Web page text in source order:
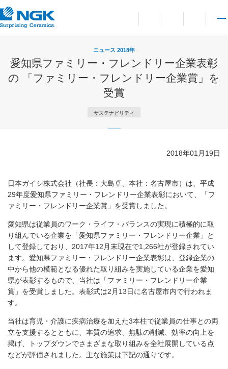
言語切り替えメニュー
サイト内検索を開
お問い合わせ
メイ
ニュース 2018年
愛知県ファミリー・フレンドリー企業表彰
の 「ファミリー・フレンドリー企業賞」を
受賞
サステナビリティ
2018年01月19日
日本ガイシ株式会社（社長：大島卓、本社：名古屋市）は、平成
29年度愛知県ファミリー・フレンドリー企業表彰において、「フ
ァミリー・フレンドリー企業賞」を受賞しました。
愛知県は従業員のワーク・ライフ・バランスの実現に積極的に取
り組んでいる企業を「愛知県ファミリー・フレンドリー企業」と
して登録しており、2017年12月末現在で1,266社が登録されてい
ます。愛知県ファミリー・フレンドリー企業表彰は、登録企業の
中から他の模範となる優れた取り組みを実施している企業を愛知
県が表彰するもので、当社は「ファミリー・フレンドリー企業
賞」を受賞しました。表彰式は2月13日に名古屋市内で行われま
す。
当社は育児・介護に疾病治療を加えた3本柱で従業員の仕事との両
立を支援するとともに、本質の追求、無駄の削減、効率の向上を
掲げ、トップダウンでさまざまな取り組みを全社展開している点
などが評価されました。主な施策は下記の通りです。